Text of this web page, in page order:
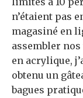
n’étaient pas
magasiné en
assembler
en acrylique,
obtenu un
bagues